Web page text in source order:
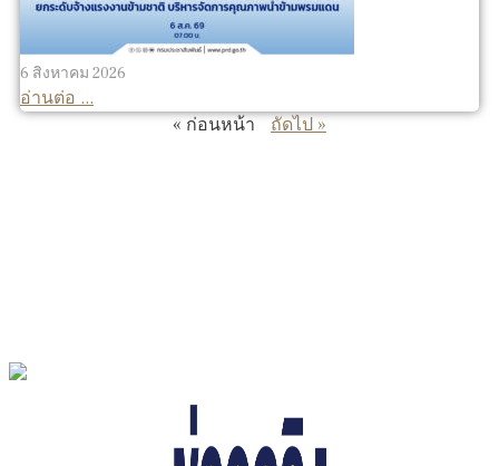
6 สิงหาคม 2026
อ่านต่อ ...
« ก่อนหน้า
ถัดไป »